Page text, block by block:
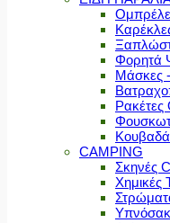
Φορητά
Μάσκες
CAMPING
Σκηνές
Χημικές